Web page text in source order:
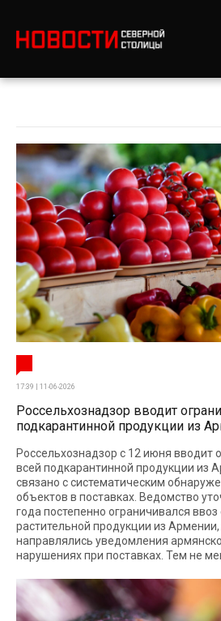
17:39 | 11-06-2026
Россельхознадзор вводит
подкарантинной продукции из
Россельхознадзор с 12 июня вводит
всей подкарантинной продукции из
связано с систематическим
объектов в поставках. Ведомство
года постепенно ограничивался
растительной продукции из
направлялись уведомления
нарушениях при поставках. Тем не